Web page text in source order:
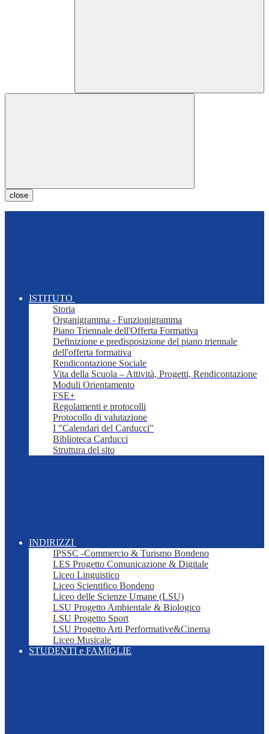
close
ISTITUTO
Storia
Organigramma - Funzionigramma
Piano Triennale dell'Offerta Formativa
Definizione e predisposizione del piano triennale
dell'offerta formativa
Rendicontazione Sociale
Vita della Scuola – Attività, Progetti, Rendicontazione
Moduli Orientamento
FSE+
Regolamenti e protocolli
Protocollo di valutazione
I "Calendari del Carducci"
Biblioteca Carducci
Struttura del sito
INDIRIZZI
IPSSC -Commercio & Turismo Bondeno
LES Progetto Comunicazione & Digitale
Liceo Linguistico
Liceo Scientifico Bondeno
Liceo delle Scienze Umane (LSU)
LSU Progetto Ambientale & Biologico
LSU Progetto Sport
LSU Progetto Arti Performative&Cinema
Liceo Musicale
STUDENTI e FAMIGLIE